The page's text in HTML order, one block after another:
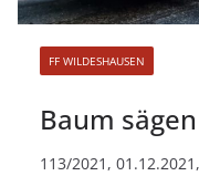
FF WILDESHAUSEN
Baum
113/2021,